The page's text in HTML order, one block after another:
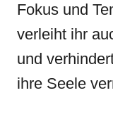
Fokus und
verleiht ihr
und
ihre Seele